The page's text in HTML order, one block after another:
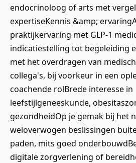
endocrinoloog of arts met
expertiseKennis &amp;
praktijkervaring met GLP-1
indicatiestelling tot begeleiding
met het overdragen van
collega's, bij voorkeur in een
coachende rolBrede interesse in
leefstijlgeneeskunde,
gezondheidOp je gemak bij het
weloverwogen beslissingen
paden, mits goed
digitale zorgverlening of